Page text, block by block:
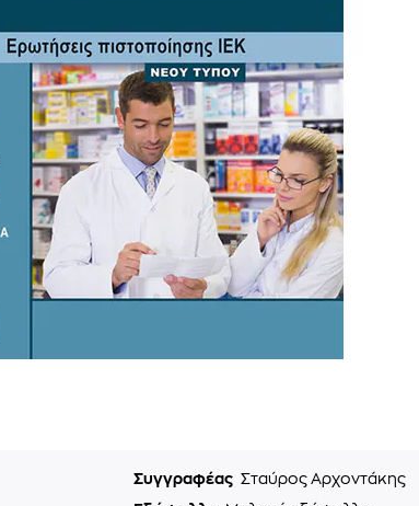
Συγγραφέας Σταύρος Αρχοντάκης